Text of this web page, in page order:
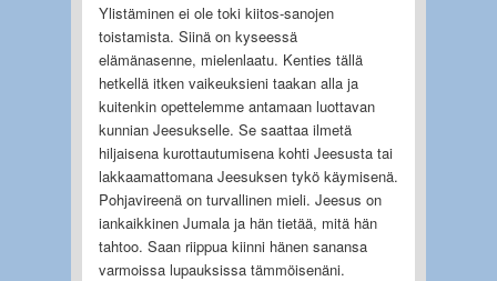
Ylistäminen ei ole toki kiitos-sanojen
toistamista. Siinä on kyseessä
elämänasenne, mielenlaatu. Kenties tällä
hetkellä itken vaikeuksieni taakan alla ja
kuitenkin opettelemme antamaan luottavan
kunnian Jeesukselle. Se saattaa ilmetä
hiljaisena kurottautumisena kohti Jeesusta tai
lakkaamattomana Jeesuksen tykö käymisenä.
Pohjavireenä on turvallinen mieli. Jeesus on
iankaikkinen Jumala ja hän tietää, mitä hän
tahtoo. Saan riippua kiinni hänen sanansa
varmoissa lupauksissa tämmöisenäni.